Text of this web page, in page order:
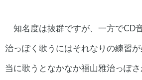
知名度は抜群ですが、一方でCD
治っぽく歌うにはそれなりの練習
当に歌うとなかなか福山雅治っぽ